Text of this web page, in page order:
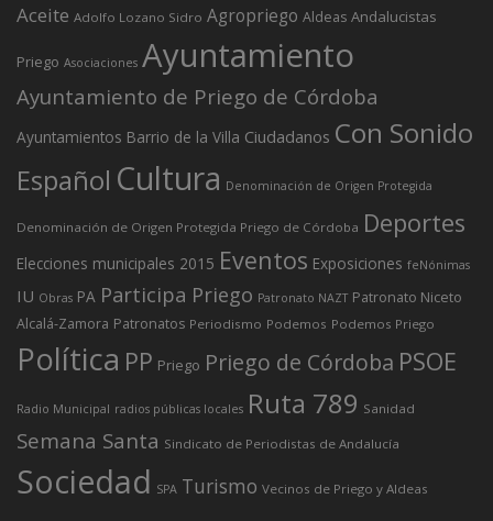
Aceite Adolfo Lozano Sidro Agropriego Aldeas Andalucistas
Priego Asociaciones Ayuntamiento
Ayuntamiento de Priego de Córdoba
Ayuntamientos Barrio de la Villa Ciudadanos Con Sonido
Español Cultura Denominación de Origen Protegida
Denominación de Origen Protegida Priego de Córdoba Deportes
Elecciones municipales 2015 Eventos Exposiciones feNónimas
IU Obras PA Participa Priego Patronato NAZT Patronato Niceto
Alcalá-Zamora Patronatos Periodismo Podemos Podemos Priego
Política PP Priego Priego de Córdoba PSOE
Radio Municipal radios públicas locales Ruta 789 Sanidad
Semana Santa Sindicato de Periodistas de Andalucía
Sociedad SPA Turismo Vecinos de Priego y Aldeas